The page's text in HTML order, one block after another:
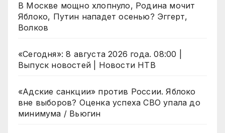
В Москве мощно хлопнуло, Родина мочит
Яблоко, Путин нападет осенью? Эггерт,
Волков
«Сегодня»: 8 августа 2026 года. 08:00 |
Выпуск новостей | Новости НТВ
«Адские санкции» против России. Яблоко
вне выборов? Оценка успеха СВО упала до
минимума / Вьюгин